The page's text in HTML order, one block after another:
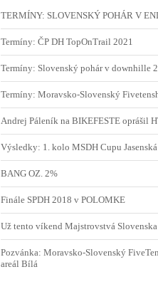
TERMÍNY: SLOVENSKÝ POHÁR V
Termíny: ČP DH TopOnTrail 2021
Termíny: Slovenský pohár v downhille
Termíny: Moravsko-Slovenský
Andrej Páleník na BIKEFESTE oprášil
Výsledky: 1. kolo MSDH Cupu
BANG OZ. 2%
Finále SPDH 2018 v POLOMKE
Už tento víkend Majstrovstvá
Pozvánka: Moravsko-Slovenský
areál Bílá